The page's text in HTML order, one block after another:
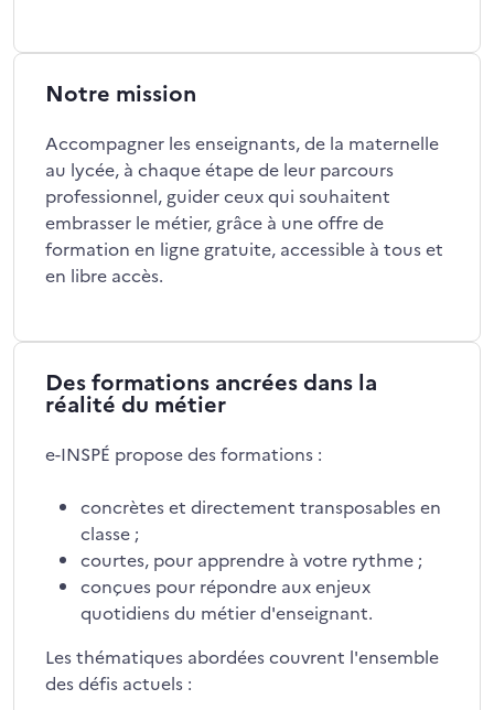
Notre mission
Accompagner les enseignants, de la maternelle
au lycée, à chaque étape de leur parcours
professionnel, guider ceux qui souhaitent
embrasser le métier, grâce à une offre de
formation en ligne gratuite, accessible à tous et
en libre accès.
Des formations ancrées dans la
réalité du métier
e-INSPÉ propose des formations :
concrètes et directement transposables en
classe ;
courtes, pour apprendre à votre rythme ;
conçues pour répondre aux enjeux
quotidiens du métier d'enseignant.
Les thématiques abordées couvrent l'ensemble
des défis actuels :